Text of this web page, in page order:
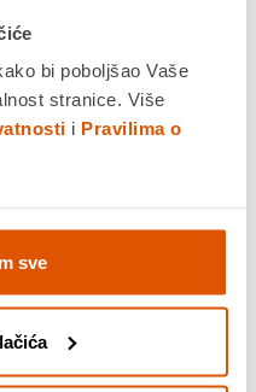
bi poboljšao Vaše
stranice. Više
i Pravilima o
sve
bankarstvom, karticama
KOŠARICU